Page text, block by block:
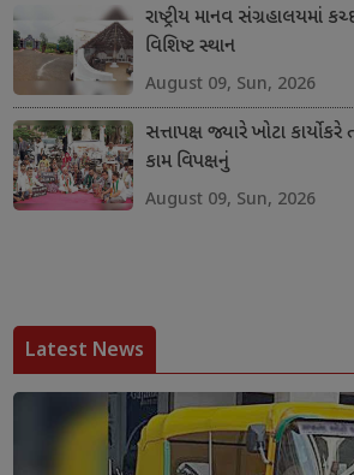
રાષ્ટ્રીય માનવ સંગ્રહાલયમાં
વિશિષ્ટ સ્થાન
August 09, Sun, 2026
સત્તાપક્ષ જ્યારે ખોટા કાર્યો
કામ વિપક્ષનું
August 09, Sun, 2026
Latest News